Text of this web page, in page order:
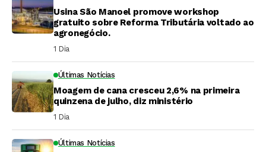
Usina São Manoel promove workshop
gratuito sobre Reforma Tributária voltado ao
agronegócio.
1 Dia ⁮
Últimas Notícias
Moagem de cana cresceu 2,6% na primeira
quinzena de julho, diz ministério
1 Dia ⁮
Últimas Notícias